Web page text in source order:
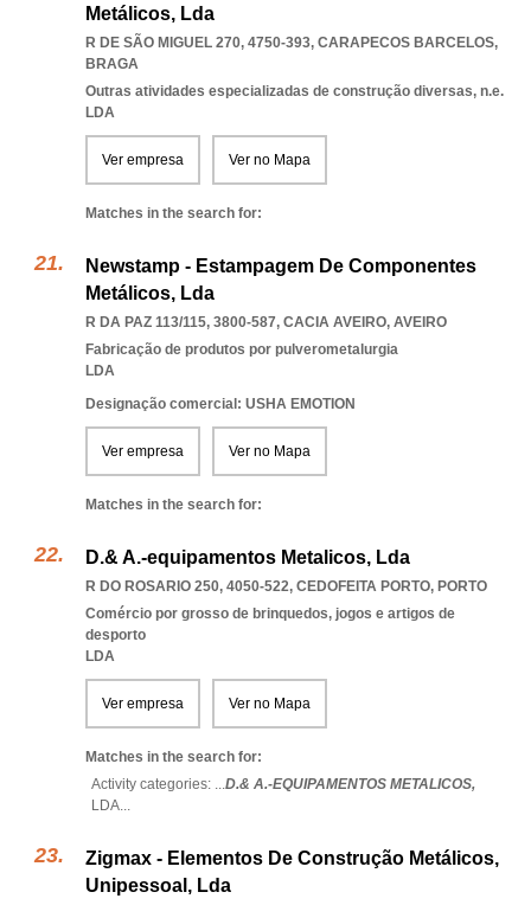
Metálicos, Lda
R DE SÃO MIGUEL 270, 4750-393, CARAPECOS BARCELOS,
BRAGA
Outras atividades especializadas de construção diversas, n.e.
LDA
Ver empresa Ver no Mapa
Matches in the search for:
Newstamp - Estampagem De Componentes
Metálicos, Lda
R DA PAZ 113/115, 3800-587, CACIA AVEIRO, AVEIRO
Fabricação de produtos por pulverometalurgia
LDA
Designação comercial: USHA EMOTION
Ver empresa Ver no Mapa
Matches in the search for:
D.& A.-equipamentos Metalicos, Lda
R DO ROSARIO 250, 4050-522, CEDOFEITA PORTO, PORTO
Comércio por grosso de brinquedos, jogos e artigos de
desporto
LDA
Ver empresa Ver no Mapa
Matches in the search for:
Activity categories: ...D.& A.-EQUIPAMENTOS METALICOS,
LDA...
Zigmax - Elementos De Construção Metálicos,
Unipessoal, Lda